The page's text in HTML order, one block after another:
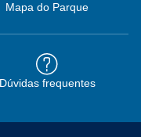
Mapa do Parque
Dúvidas frequentes